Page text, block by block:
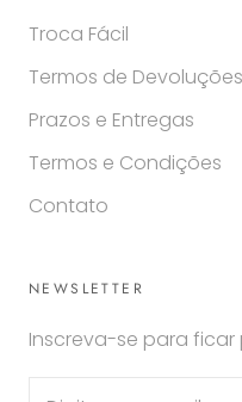
Troca Fácil
Termos de Devoluções
Prazos e Entregas
Termos e Condições
Contato
NEWSLETTER
Inscreva-se para